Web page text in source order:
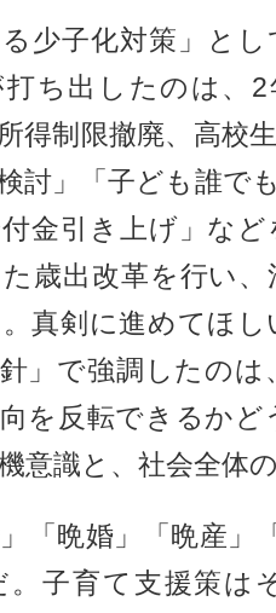
る少子化対策」と
ち出したのは、 2
得制限撤廃、高校
討」「子ども誰で
金引き上げ」な
歳出改革を行い
真剣に進めてほ
」で強調したのは
を反転できるか
意識と、社会全体
「晩婚」「晩産」
。子育て支援策は